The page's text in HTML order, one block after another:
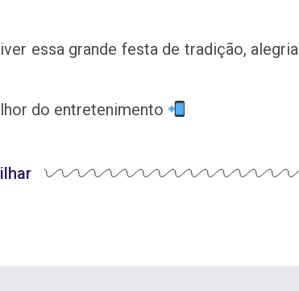
essa grande festa de tradição, alegria
do entretenimento